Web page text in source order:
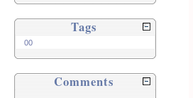
Tags
00
Comments